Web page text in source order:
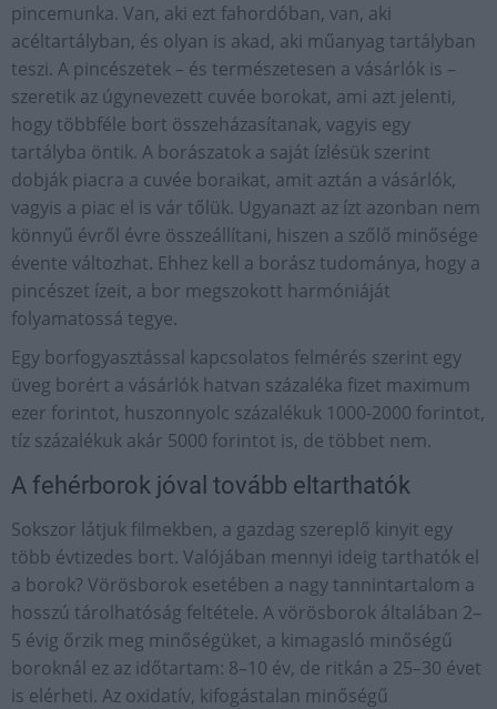
pincemunka. Van, aki ezt fahordóban, van, aki
acéltartályban, és olyan is akad, aki műanyag tartályban
teszi. A pincészetek – és természetesen a vásárlók is –
szeretik az úgynevezett cuvée borokat, ami azt jelenti,
hogy többféle bort összeházasítanak, vagyis egy
tartályba öntik. A borászatok a saját ízlésük szerint
dobják piacra a cuvée boraikat, amit aztán a vásárlók,
vagyis a piac el is vár tőlük. Ugyanazt az ízt azonban nem
könnyű évről évre összeállítani, hiszen a szőlő minősége
évente változhat. Ehhez kell a borász tudománya, hogy a
pincészet ízeit, a bor megszokott harmóniáját
folyamatossá tegye.
Egy borfogyasztással kapcsolatos felmérés szerint egy
üveg borért a vásárlók hatvan százaléka fizet maximum
ezer forintot, huszonnyolc százalékuk 1000-2000 forintot,
tíz százalékuk akár 5000 forintot is, de többet nem.
A fehérborok jóval tovább eltarthatók
Sokszor látjuk filmekben, a gazdag szereplő kinyit egy
több évtizedes bort. Valójában mennyi ideig tarthatók el
a borok? Vörösborok esetében a nagy tannintartalom a
hosszú tárolhatóság feltétele. A vörösborok általában 2–
5 évig őrzik meg minőségüket, a kimagasló minőségű
boroknál ez az időtartam: 8–10 év, de ritkán a 25–30 évet
is elérheti. Az oxidatív, kifogástalan minőségű